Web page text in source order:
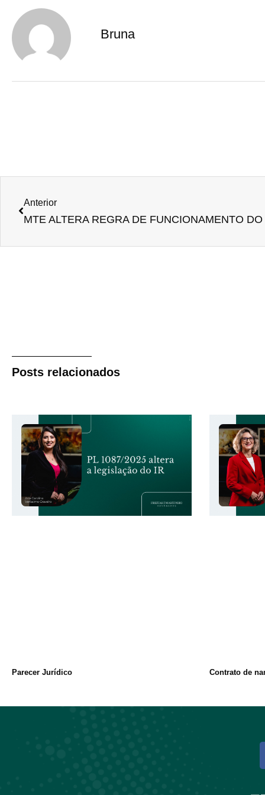
Bruna
Anterior
Posts relacionados
Parecer Jurídico Contrato de